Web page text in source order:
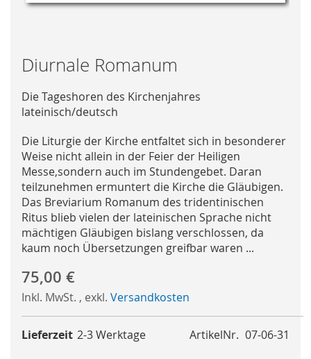
Skip
to
the
beginning
of
the
images
gallery
Diurnale Romanum
Die Tageshoren des Kirchenjahres
lateinisch/deutsch
Die Liturgie der Kirche entfaltet sich in besonderer
Weise nicht allein in der Feier der Heiligen
Messe,sondern auch im Stundengebet. Daran
teilzunehmen ermuntert die Kirche die Gläubigen.
Das Breviarium Romanum des tridentinischen
Ritus blieb vielen der lateinischen Sprache nicht
mächtigen Gläubigen bislang verschlossen, da
kaum noch Übersetzungen greifbar waren ...
75,00 €
Inkl. MwSt. , exkl. Versandkosten
ArtikelNr. 07-06-31
Lieferzeit 2-3 Werktage